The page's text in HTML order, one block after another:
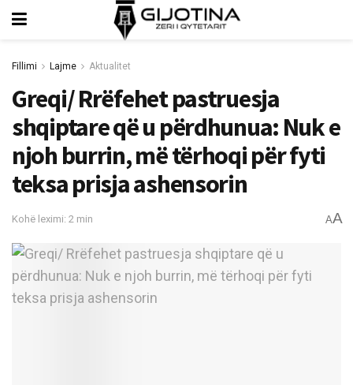
Fillimi Lajme Aktualitet
Greqi/ Rrëfehet pastruesja
shqiptare që u përdhunua: Nuk e
njoh burrin, më tërhoqi për fyti
teksa prisja ashensorin
Kohë leximi: 2 min AA